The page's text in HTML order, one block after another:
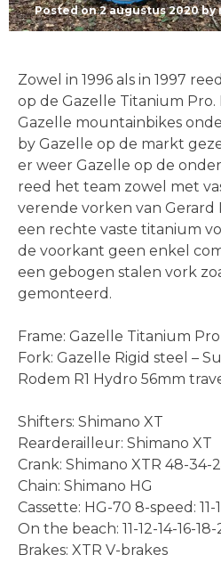
Posted on2 augustus 2020by
Zowel in 1996 als in 1997
op de Gazelle Titanium Pro.
Gazelle mountainbikes
by Gazelle op de markt
er weer Gazelle op de
reed het team zowel met
verende vorken van Gerard
een rechte vaste titanium
de voorkant geen enkel
een gebogen stalen vork
gemonteerd.
Frame: Gazelle Titanium Pro
Fork: Gazelle Rigid steel –
Rodem R1 Hydro 56mm
Shifters: Shimano XT
Rearderailleur: Shimano XT
Crank: Shimano XTR 48-34-
Chain: Shimano HG
Cassette: HG-70 8-speed: 11-
On the beach: 11-12-14-16-
Brakes: XTR V-brakes